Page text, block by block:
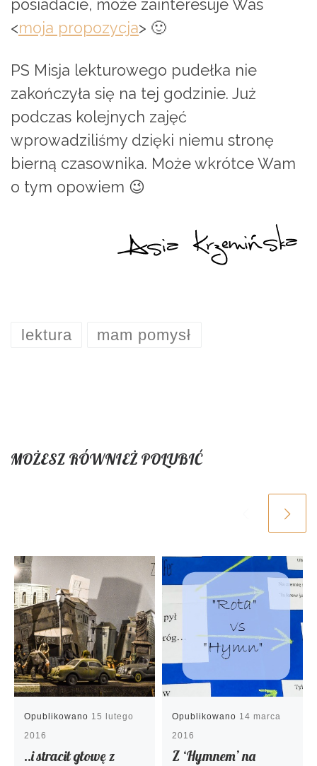
posiadacie, może zainteresuje Was
<moja propozycja> 🙂
PS Misja lekturowego pudełka nie
zakończyła się na tej godzinie. Już
podczas kolejnych zajęć
wprowadziliśmy dzięki niemu stronę
bierną czasownika. Może wkrótce Wam
o tym opowiem 😉
lektura mam pomysł
MOŻESZ RÓWNIEŻ POLUBIĆ
Opublikowano 15 lutego
2016
..i stracił głowę z
Opublikowano 14 marca
2016
Z ‘Hymnem’ na